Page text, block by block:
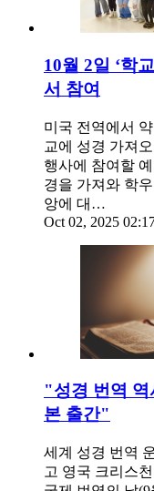
10월 2일 ‘학
서 참여
미국 전역에서
교에 성경 가져오
행사에 참여할
경을 가져와 학
앙에 대…
Oct 02, 2025
"성경 번역 역
본 출간"
세계 성경 번역
고 영국 크리스